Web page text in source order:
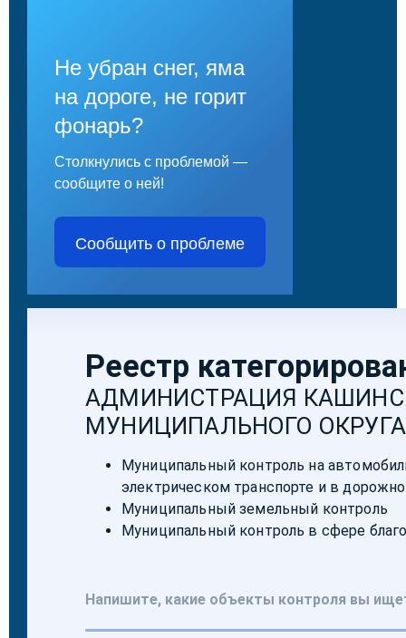
Не убран снег, яма
на дороге, не горит
фонарь?
Столкнулись с проблемой —
сообщите о ней!
Сообщить о проблеме